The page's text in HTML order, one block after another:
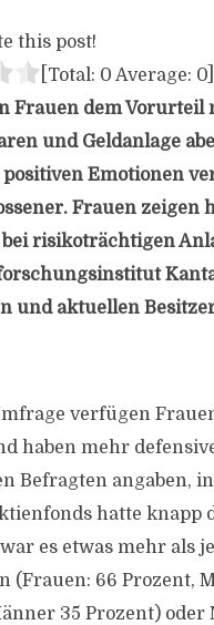
this post!
[Total: 0 Average: 0
Frauen dem Vorurteil
und Geldanlage
Emotionen
Frauen zeigen
bei risikoträchtigen
und aktuellen
verfügen
haben mehr
Befragten angaben,
hatte knapp
es etwas mehr als
(Frauen: 66 Prozent,
35 Prozent)